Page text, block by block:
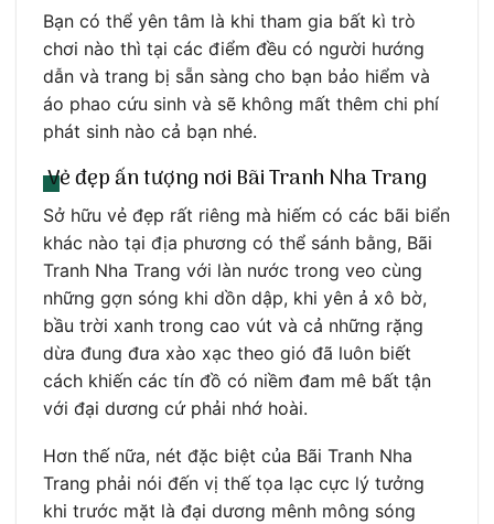
Bạn có thể yên tâm là khi tham gia bất kì trò
chơi nào thì tại các điểm đều có người hướng
dẫn và trang bị sẵn sàng cho bạn bảo hiểm và
áo phao cứu sinh và sẽ không mất thêm chi phí
phát sinh nào cả bạn nhé.
Vẻ đẹp ấn tượng nơi Bãi Tranh Nha Trang
Sở hữu vẻ đẹp rất riêng mà hiếm có các bãi biển
khác nào tại địa phương có thể sánh bằng, Bãi
Tranh Nha Trang với làn nước trong veo cùng
những gợn sóng khi dồn dập, khi yên ả xô bờ,
bầu trời xanh trong cao vút và cả những rặng
dừa đung đưa xào xạc theo gió đã luôn biết
cách khiến các tín đồ có niềm đam mê bất tận
với đại dương cứ phải nhớ hoài.
Hơn thế nữa, nét đặc biệt của Bãi Tranh Nha
Trang phải nói đến vị thế tọa lạc cực lý tưởng
khi trước mặt là đại dương mênh mông sóng